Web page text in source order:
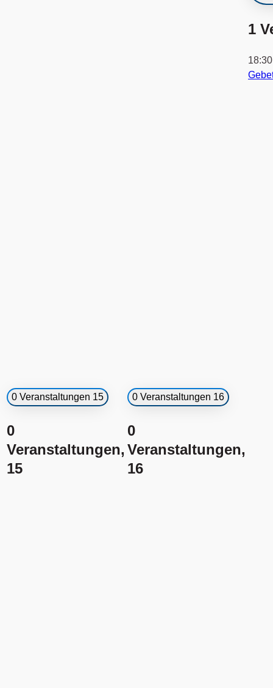
0 Veranstaltungen 15
0
Veranstaltungen,
15
0 Veranstaltungen 16
0
Veranstaltungen,
16
1